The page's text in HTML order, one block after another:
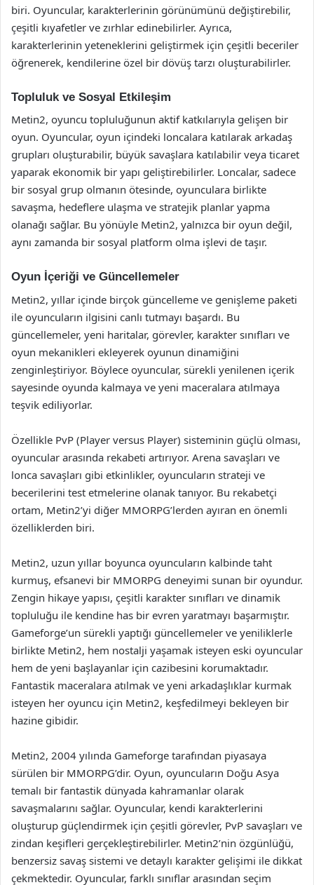
biri. Oyuncular, karakterlerinin görünümünü değiştirebilir,
çeşitli kıyafetler ve zırhlar edinebilirler. Ayrıca,
karakterlerinin yeteneklerini geliştirmek için çeşitli beceriler
öğrenerek, kendilerine özel bir dövüş tarzı oluşturabilirler.
Topluluk ve Sosyal Etkileşim
Metin2, oyuncu topluluğunun aktif katkılarıyla gelişen bir
oyun. Oyuncular, oyun içindeki loncalara katılarak arkadaş
grupları oluşturabilir, büyük savaşlara katılabilir veya ticaret
yaparak ekonomik bir yapı geliştirebilirler. Loncalar, sadece
bir sosyal grup olmanın ötesinde, oyunculara birlikte
savaşma, hedeflere ulaşma ve stratejik planlar yapma
olanağı sağlar. Bu yönüyle Metin2, yalnızca bir oyun değil,
aynı zamanda bir sosyal platform olma işlevi de taşır.
Oyun İçeriği ve Güncellemeler
Metin2, yıllar içinde birçok güncelleme ve genişleme paketi
ile oyuncuların ilgisini canlı tutmayı başardı. Bu
güncellemeler, yeni haritalar, görevler, karakter sınıfları ve
oyun mekanikleri ekleyerek oyunun dinamiğini
zenginleştiriyor. Böylece oyuncular, sürekli yenilenen içerik
sayesinde oyunda kalmaya ve yeni maceralara atılmaya
teşvik ediliyorlar.
Özellikle PvP (Player versus Player) sisteminin güçlü olması,
oyuncular arasında rekabeti artırıyor. Arena savaşları ve
lonca savaşları gibi etkinlikler, oyuncuların strateji ve
becerilerini test etmelerine olanak tanıyor. Bu rekabetçi
ortam, Metin2’yi diğer MMORPG’lerden ayıran en önemli
özelliklerden biri.
Metin2, uzun yıllar boyunca oyuncuların kalbinde taht
kurmuş, efsanevi bir MMORPG deneyimi sunan bir oyundur.
Zengin hikaye yapısı, çeşitli karakter sınıfları ve dinamik
topluluğu ile kendine has bir evren yaratmayı başarmıştır.
Gameforge’un sürekli yaptığı güncellemeler ve yeniliklerle
birlikte Metin2, hem nostalji yaşamak isteyen eski oyuncular
hem de yeni başlayanlar için cazibesini korumaktadır.
Fantastik maceralara atılmak ve yeni arkadaşlıklar kurmak
isteyen her oyuncu için Metin2, keşfedilmeyi bekleyen bir
hazine gibidir.
Metin2, 2004 yılında Gameforge tarafından piyasaya
sürülen bir MMORPG’dir. Oyun, oyuncuların Doğu Asya
temalı bir fantastik dünyada kahramanlar olarak
savaşmalarını sağlar. Oyuncular, kendi karakterlerini
oluşturup güçlendirmek için çeşitli görevler, PvP savaşları ve
zindan keşifleri gerçekleştirebilirler. Metin2’nin özgünlüğü,
benzersiz savaş sistemi ve detaylı karakter gelişimi ile dikkat
çekmektedir. Oyuncular, farklı sınıflar arasından seçim